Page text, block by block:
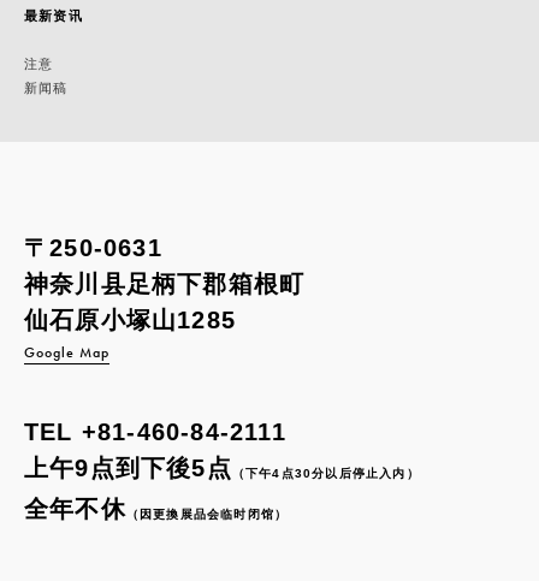
最新资讯
注意
新闻稿
〒250-0631
神奈川县足柄下郡箱根町
仙石原小塚山1285
Google Map
TEL +81-460-84-2111
上午9点到下後5点
（下午4点30分以后停止入内）
全年不休（因更換展品会临时闭馆）